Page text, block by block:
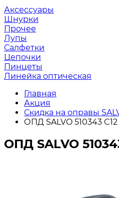
Аксессуары
Шнурки
Прочее
Лупы
Салфетки
Цепочки
Пинцеты
Линейка оптическая
Главная
Акция
Скидка на оправы
ОПД SALVO 510343
ОПД SALVO